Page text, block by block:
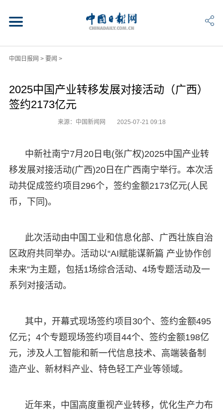
中国日报网 > 要闻 >
2025中国产业转移发展对接活动（广西）
签约2173亿元
来源：中国新闻网 2025-07-21 09:18
中新社南宁7月20日电(张广权)2025中国产业转
移发展对接活动(广西)20日在广西南宁举行。本次活
动共促成签约项目296个，签约金额2173亿元(人民
币，下同)。
此次活动由中国工业和信息化部、广西壮族自治
区政府共同举办。活动以“AI赋能谋新篇 产业协作创
未来”为主题，包括1场综合活动、4场专题活动及一
系列对接活动。
其中，开幕式现场签约项目30个、签约金额495
亿元；4个专题现场签约项目44个、签约金额198亿
元，涉及人工智能和新一代信息技术、高端装备制
造产业、新材料产业、特色轻工产业等领域。
近年来，中国高度重视产业转移，优化生产力布